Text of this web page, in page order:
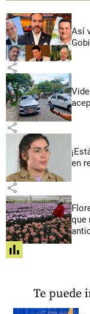
Así
share
share
en
share
que
share
Te puede